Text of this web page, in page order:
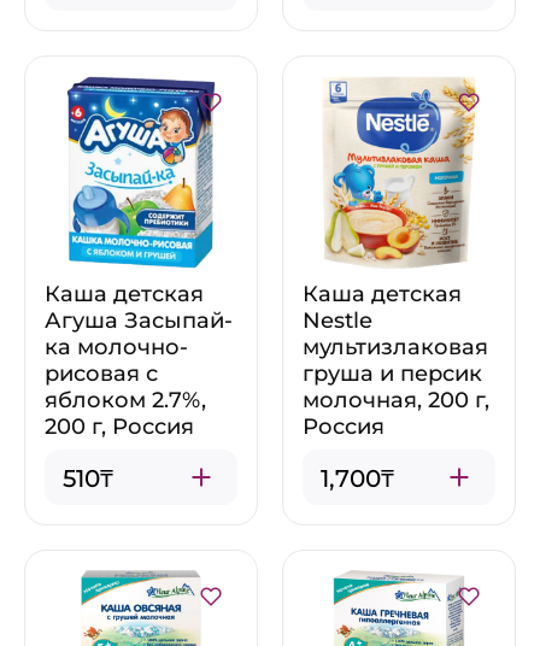
Каша детская
Агуша Засыпай-
ка молочно-
рисовая с
яблоком 2.7%,
200 г, Россия
510₸
Каша детская
Nestle
мультизлаковая
груша и персик
молочная, 200 г,
Россия
1,700₸